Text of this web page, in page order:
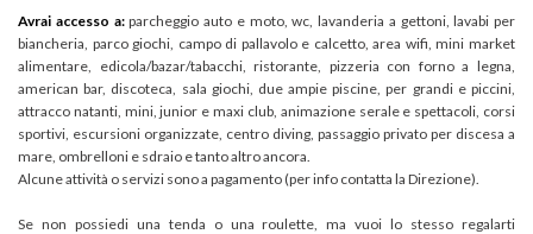
Avrai accesso a:parcheggio auto e moto, wc, lavanderia a gettoni, lavabi per
biancheria, parco giochi, campo di pallavolo e calcetto, area wifi, mini market
alimentare, edicola/bazar/tabacchi, ristorante, pizzeria con forno a legna,
american bar, discoteca, sala giochi, due ampie piscine, per grandi e piccini,
attracco natanti, mini, junior e maxi club, animazione serale e spettacoli, corsi
sportivi, escursioni organizzate, centro diving, passaggio privato per discesa a
mare, ombrelloni e sdraio e tanto altro ancora.
Alcune attività o servizi sono a pagamento (per info contatta la Direzione).
Se non possiedi una tenda o una roulette, ma vuoi lo stesso regalarti